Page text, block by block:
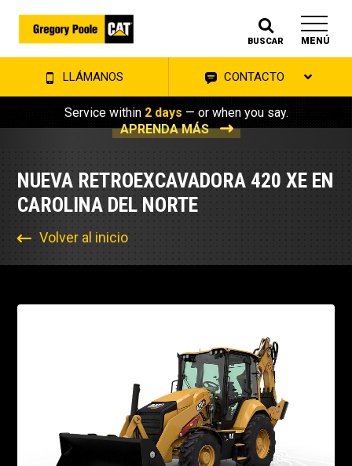
BUSCAR MENÚ
LLÁMANOS CONTACTO
Service within 2 days — or when you say.
APRENDA MÁS
NUEVA RETROEXCAVADORA 420 XE EN
CAROLINA DEL NORTE
Volver al inicio